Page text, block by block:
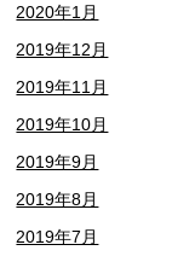
2020年1月
2019年12月
2019年11月
2019年10月
2019年9月
2019年8月
2019年7月